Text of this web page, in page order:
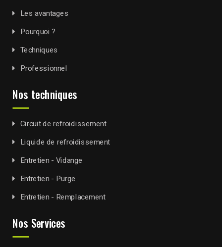
Les avantages
Pourquoi ?
Techniques
Professionnel
Nos techniques
Circuit de refroidissement
Liquide de refroidissement
Entretien - Vidange
Entretien - Purge
Entretien - Remplacement
Nos Services